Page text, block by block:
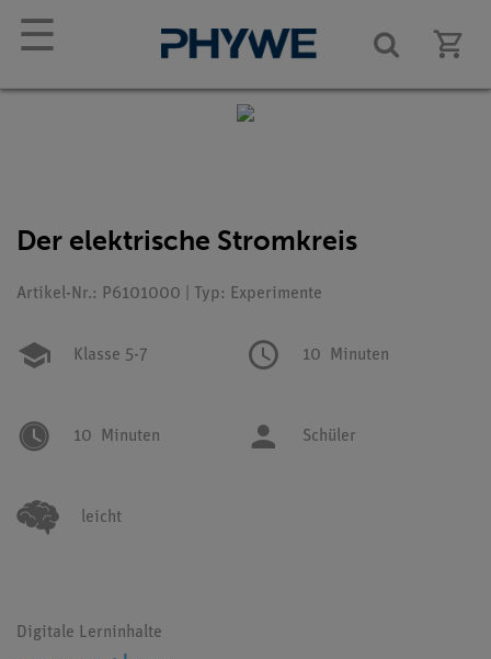
☰
Der elektrische Stromkreis
Artikel-Nr.: P6101000 | Typ: Experimente
Klasse 5-7 10 Minuten
10 Minuten Schüler
leicht
Digitale Lerninhalte